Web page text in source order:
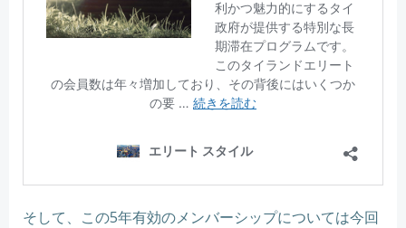
そして、この5年有効のメンバーシップについては今回